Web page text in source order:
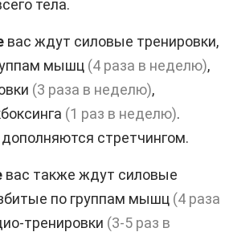
тела.
вас ждут силовые тренировки,
мышц (4 раза в неделю),
(3 раза в неделю),
(1 раз в неделю).
стретчингом.
вас также ждут силовые
по группам мышц (4 раза
тренировки (3-5 раз в